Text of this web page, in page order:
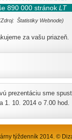
890 000 stránok LT
Štatistiky Webnode)
za vašu priazeň.
prezentáciu sme
1. 10. 2014 o 7.00 hod.
týždenník 2014. ©